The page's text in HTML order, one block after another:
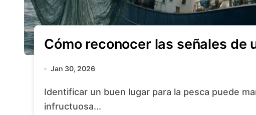
Cómo reconocer las señales de
Jan 30, 2026
Identificar un buen lugar para la pesca puede marcar la diferencia entre una jornada
infructuosa...